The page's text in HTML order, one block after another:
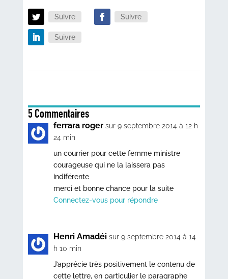
Suivre Suivre
Suivre
5 Commentaires
ferrara roger sur 9 septembre 2014 à 12 h
24 min
un courrier pour cette femme ministre
courageuse qui ne la laissera pas
indiférente
merci et bonne chance pour la suite
Connectez-vous pour répondre
Henri Amadéi sur 9 septembre 2014 à 14
h 10 min
J’apprécie très positivement le contenu de
cette lettre, en particulier le paragraphe